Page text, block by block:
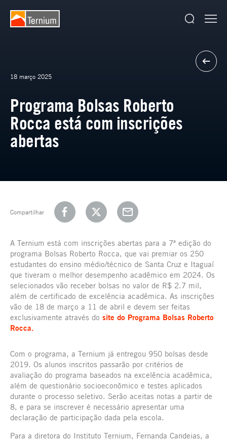
18 março 2025
Programa Bolsas Roberto
Rocca está com inscrições
abertas
Compartilhar
A Ternium está com inscrições abertas para a 7ª edição do
programa Bolsas Roberto Rocca, que vai premiar os 250
estudantes do ensino médio/técnico de Santa Cruz e Itaguaí
que tiveram o melhor desempenho acadêmico em 2024. Os
selecionados vão receber bolsas no valor de R$ 2.7 mil,
além de certificado de excelência acadêmica. As inscrições
vão de 18 de março a 11 de abril e devem ser feitas
exclusivamente através do site do Programa Bolsas Roberto
Rocca.
Com o programa, a Ternium já entregou 950 bolsas desde
2019. Os alunos inscritos passarão por critérios de
avaliação do programa baseados na excelência acadêmica,
além de questionário socioeconômico e testes aplicados
durante o processo seletivo. Serão aceitas notas a partir de
8, e para se inscrever é necessário apresentar uma
declaração de participação dada pela escola.
Para a diretora do Instituto Ternium, Fernanda Candeias, a